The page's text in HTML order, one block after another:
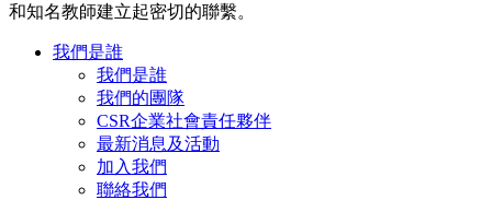
和知名教師建立起密切的聯繫。
我們是誰
我們是誰
我們的團隊
CSR企業社會責任夥伴
最新消息及活動
加入我們
聯絡我們